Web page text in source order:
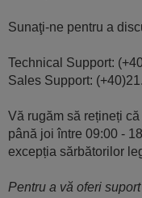
Sunaţi-ne pentru a
Technical Support:
Sales Support:
Vă rugăm să rețineți
până joi între 09:00 -
excepția sărbătorilor
Pentru a vă oferi